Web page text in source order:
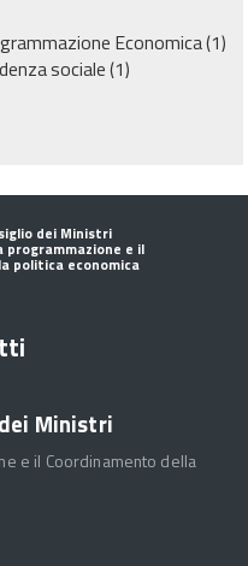
Economica(1)
sociale(1)
dei Ministri
e il
politica economica
Ministri
e il Coordinamento della